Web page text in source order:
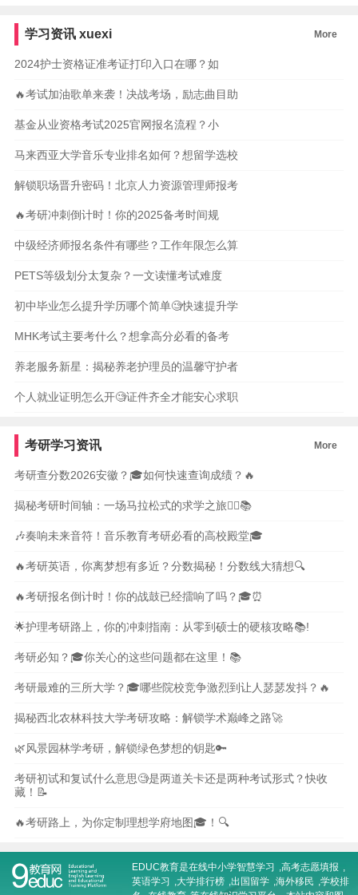
学习资讯 xuexi More
2024护士资格证准考证打印入口在哪？如
🔥考试加油歌单来袭！决战考场，励志曲目助
基金从业资格考试2025官网报名流程？小
马来西亚大学音乐专业排名如何？想留学选校
解锁职场晋升密码！北京人力资源管理师报考
🔥考研冲刺倒计时！你的2025备考时间规
中级经济师报名条件有哪些？工作年限怎么算
PETS等级划分太复杂？一文读懂考试难度
初中毕业怎么提升学历哪个简单🧐快速提升学
MHK考试主要考什么？想拿高分必看的备考
养老服务新星：揭秘养老护理员的温馨守护者
个人就业证明怎么开🧐证件齐全才能安心求职
考研学习资讯 More
考研查分数2026安徽？🎓如何快速查询成绩？🔥
揭秘考研时间轴：一场马拉松式的求学之旅🏃‍♀️📚
🎶奏响未来音符！音乐教育考研必看的高校殿堂🎓
🔥考研英语，你离梦想有多近？分数揭秘！分数线大猜想🔍
🔥考研报名倒计时！你的战鼓已经擂响了吗？🎓⏰
🌟护理考研路上，你的冲刺指南：从零到硕士的硬核攻略📚!
考研必知？🎓你关心的这些问题都在这里！📚
考研最难的三所大学？🎓哪些院校竞争激烈到让人瑟瑟发抖？🔥
揭秘西北农林科技大学考研攻略：解锁学术巅峰之路🚀
🌿风景园林学考研，解锁绿色梦想的钥匙🔑
考研初试和复试什么意思🧐是两道关卡还是两种考试形式？快收
藏！📝
🔥考研路上，为你定制理想学府地图🎓！🔍
EDUC教育是在线中小学智慧学习 ,高考志愿填报 ,
英语学习
,大学排行榜 ,出国留学 ,海外移民 ,学校排